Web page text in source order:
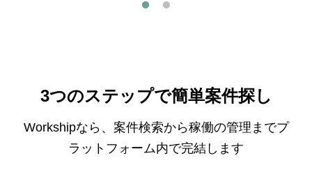
3つのステップで簡単案件探し
Workshipなら、案件検索から稼働の管理までプ
ラットフォーム内で完結します